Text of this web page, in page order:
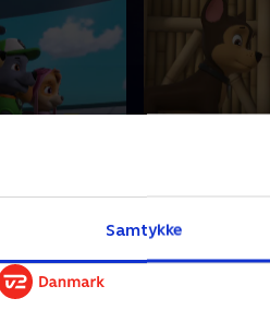
Samtykke
en
kommer ud
om, at
Vovserne skal
Humdinger.